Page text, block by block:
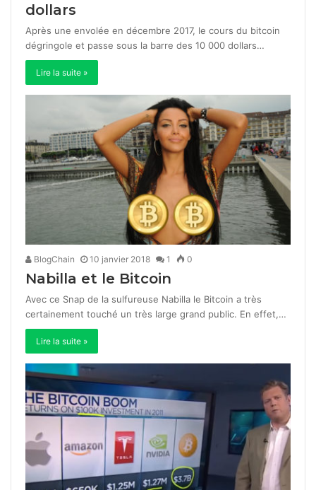
dollars
Après une envolée en décembre 2017, le cours du bitcoin
dégringole et passe sous la barre des 10 000 dollars…
Lire la suite »
BlogChain 10 janvier 2018 1 0
Nabilla et le Bitcoin
Avec ce Snap de la sulfureuse Nabilla le Bitcoin a très
certainement touché un très large grand public. En effet,…
Lire la suite »